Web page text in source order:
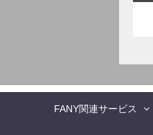
FANY関連サービス